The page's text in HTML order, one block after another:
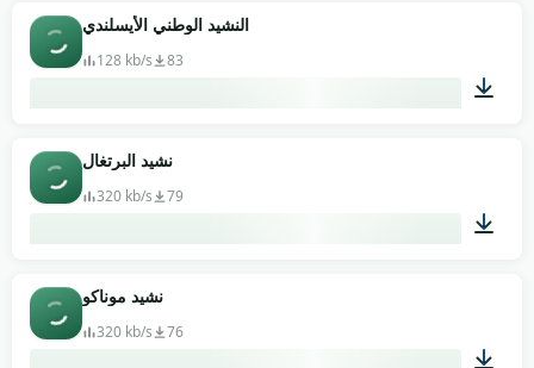
النشيد الوطني الأيسلندي
128 kb/s 83
نشيد البرتغال
320 kb/s 79
نشيد موناكو
320 kb/s 76